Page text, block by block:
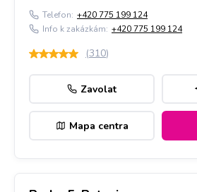
Telefon: +420 775 199 124
Info k zakázkám: +420 775 199 124
(310)
Zavolat
Mapa centra